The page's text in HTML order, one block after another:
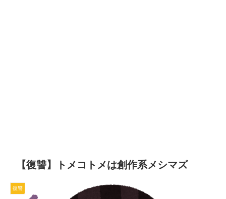
【復讐】トメコトメは創作系メシマズ
復讐